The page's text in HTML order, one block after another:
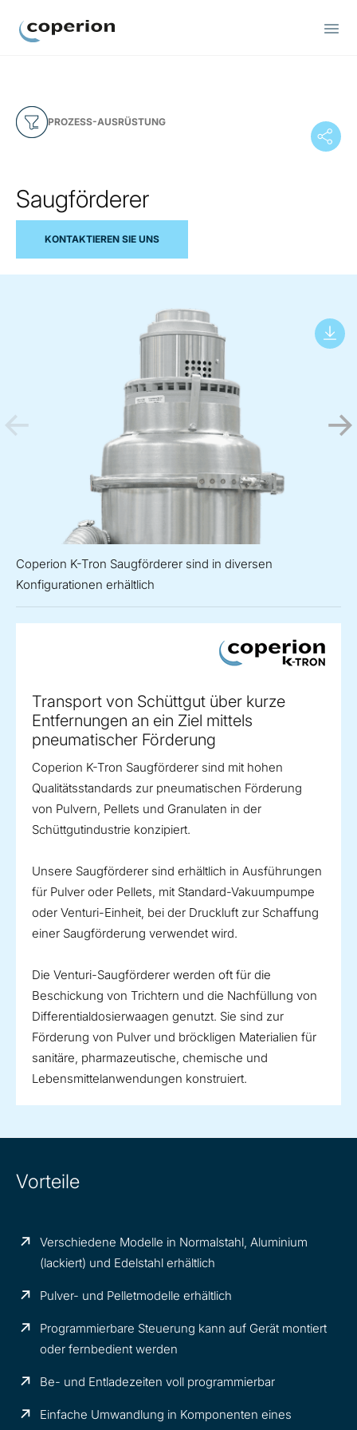
PROZESS-AUSRÜSTUNG
Saugförderer
KONTAKTIEREN SIE UNS
Coperion K-Tron Saugförderer sind in diversen
Konfigurationen erhältlich
Transport von Schüttgut über kurze
Entfernungen an ein Ziel mittels
pneumatischer Förderung
Coperion K-Tron Saugförderer sind mit hohen
Qualitätsstandards zur pneumatischen Förderung
von Pulvern, Pellets und Granulaten in der
Schüttgutindustrie konzipiert.
Unsere Saugförderer sind erhältlich in Ausführungen
für Pulver oder Pellets, mit Standard-Vakuumpumpe
oder Venturi-Einheit, bei der Druckluft zur Schaffung
einer Saugförderung verwendet wird.
Die Venturi-Saugförderer werden oft für die
Beschickung von Trichtern und die Nachfüllung von
Differentialdosierwaagen genutzt. Sie sind zur
Förderung von Pulver und bröckligen Materialien für
sanitäre, pharmazeutische, chemische und
Lebensmittelanwendungen konstruiert.
Vorteile
Verschiedene Modelle in Normalstahl, Aluminium
(lackiert) und Edelstahl erhältlich
Pulver- und Pelletmodelle erhältlich
Programmierbare Steuerung kann auf Gerät montiert
oder fernbedient werden
Be- und Entladezeiten voll programmierbar
Einfache Umwandlung in Komponenten eines